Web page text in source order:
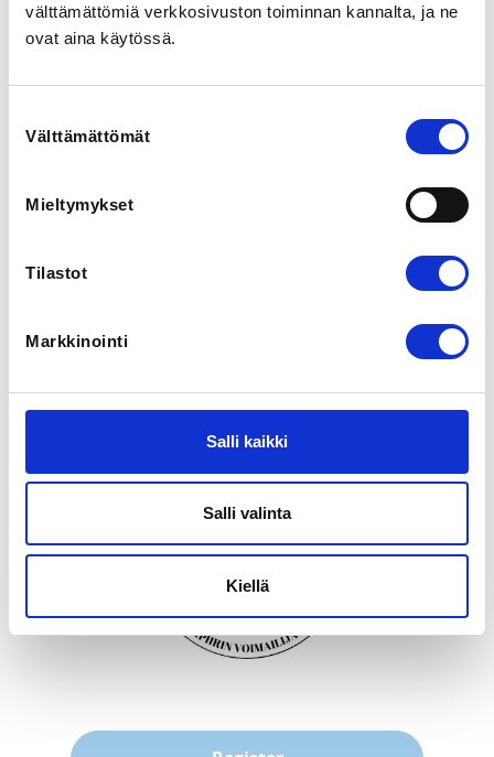
välttämättömiä verkkosivuston toiminnan kannalta, ja ne
ovat aina käytössä.
valinta
Välttämättömät
Mieltymykset
Tilastot
Markkinointi
Salli kaikki
Salli valinta
Kiellä
REGISTRATION PERIOD
PRICE
ADDITIONAL INFORMATION
jaarli.pirkkio@gmail.com
0442090422
sisen-voimanoston-avoimen-sm-kilpailut-7-9-11-2025-
rovaniemi-navo/